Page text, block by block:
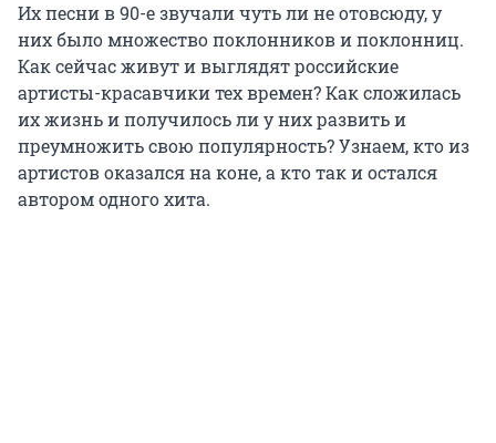
Их песни в 90-е звучали чуть ли не отовсюду, у
них было множество поклонников и поклонниц.
Как сейчас живут и выглядят российские
артисты-красавчики тех времен? Как сложилась
их жизнь и получилось ли у них развить и
преумножить свою популярность? Узнаем, кто из
артистов оказался на коне, а кто так и остался
автором одного хита.